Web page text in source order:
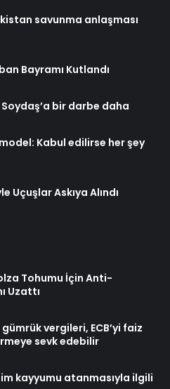
savunma anlaşması
Bayramı Kutlandı
bir darbe daha
Kabul edilirse her şey
Uçuşlar Askıya Alındı
Tohumu İçin Anti-
Uzattı
gümrük vergileri, ECB’yi faiz
sevk edebilir
kayyumu atanmasıyla ilgili